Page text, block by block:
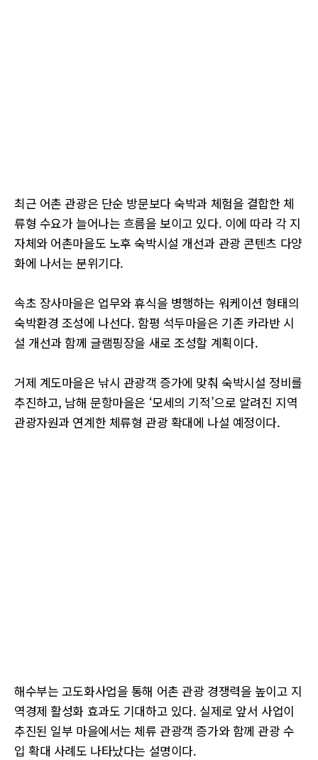
최근 어촌 관광은 단순 방문보다 숙박과 체험을 결합한 체
류형 수요가 늘어나는 흐름을 보이고 있다. 이에 따라 각 지
자체와 어촌마을도 노후 숙박시설 개선과 관광 콘텐츠 다양
화에 나서는 분위기다.
속초 장사마을은 업무와 휴식을 병행하는 워케이션 형태의
숙박환경 조성에 나선다. 함평 석두마을은 기존 카라반 시
설 개선과 함께 글램핑장을 새로 조성할 계획이다.
거제 계도마을은 낚시 관광객 증가에 맞춰 숙박시설 정비를
추진하고, 남해 문항마을은 ‘모세의 기적’으로 알려진 지역
관광자원과 연계한 체류형 관광 확대에 나설 예정이다.
해수부는 고도화사업을 통해 어촌 관광 경쟁력을 높이고 지
역경제 활성화 효과도 기대하고 있다. 실제로 앞서 사업이
추진된 일부 마을에서는 체류 관광객 증가와 함께 관광 수
입 확대 사례도 나타났다는 설명이다.